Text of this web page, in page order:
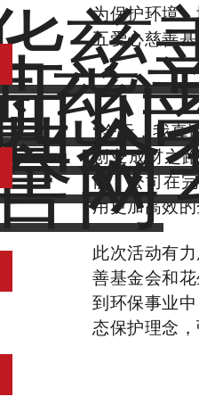
为保护环境
五爱心慈善
“ 今天，我真
创业成材之
前，公司在
用更加高效的
此次活动有力
善基金会和
到环保事业
态保护理念
慈
慈
川
金
网